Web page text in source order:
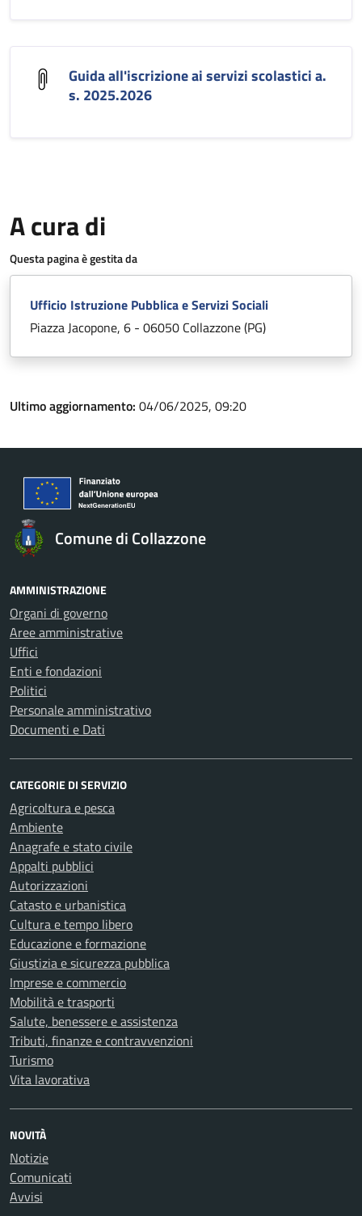
Guida all'iscrizione ai servizi scolastici a.
s. 2025.2026
A cura di
Questa pagina è gestita da
Ufficio Istruzione Pubblica e Servizi Sociali
Piazza Jacopone, 6 - 06050 Collazzone (PG)
Ultimo aggiornamento: 04/06/2025, 09:20
Comune di Collazzone
AMMINISTRAZIONE
Organi di governo
Aree amministrative
Uffici
Enti e fondazioni
Politici
Personale amministrativo
Documenti e Dati
CATEGORIE DI SERVIZIO
Agricoltura e pesca
Ambiente
Anagrafe e stato civile
Appalti pubblici
Autorizzazioni
Catasto e urbanistica
Cultura e tempo libero
Educazione e formazione
Giustizia e sicurezza pubblica
Imprese e commercio
Mobilità e trasporti
Salute, benessere e assistenza
Tributi, finanze e contravvenzioni
Turismo
Vita lavorativa
NOVITÀ
Notizie
Comunicati
Avvisi